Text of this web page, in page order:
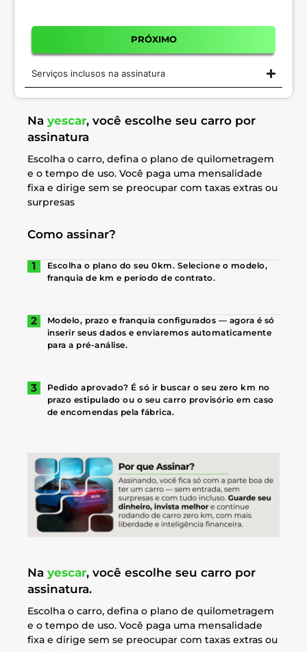
PRÓXIMO
Serviços inclusos na assinatura
Na yescar, você escolhe seu carro por
assinatura
Escolha o carro, defina o plano de quilometragem
e o tempo de uso. Você paga uma mensalidade
fixa e dirige sem se preocupar com taxas extras ou
surpresas
Como assinar?
Escolha o plano do seu 0km. Selecione o modelo,
franquia de km e período de contrato.
Modelo, prazo e franquia configurados — agora é só
inserir seus dados e enviaremos automaticamente
para a pré-análise.
Pedido aprovado? É só ir buscar o seu zero km no
prazo estipulado ou o seu carro provisório em caso
de encomendas pela fábrica.
Na yescar, você escolhe seu carro por
assinatura.
Escolha o carro, defina o plano de quilometragem
e o tempo de uso. Você paga uma mensalidade
fixa e dirige sem se preocupar com taxas extras ou